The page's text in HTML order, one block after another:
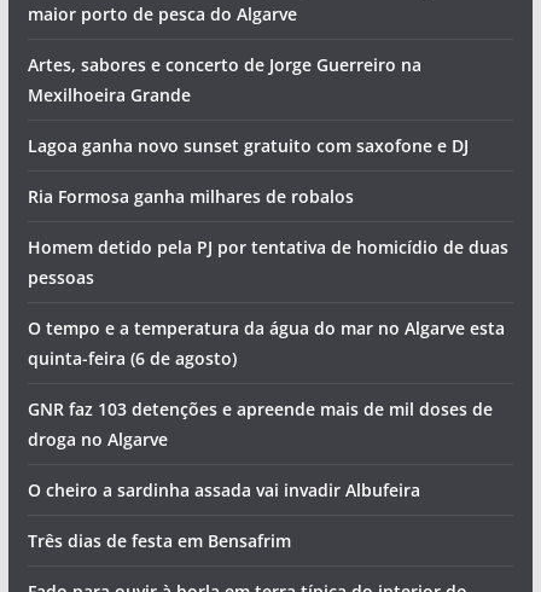
maior porto de pesca do Algarve
Artes, sabores e concerto de Jorge Guerreiro na
Mexilhoeira Grande
Lagoa ganha novo sunset gratuito com saxofone e DJ
Ria Formosa ganha milhares de robalos
Homem detido pela PJ por tentativa de homicídio de duas
pessoas
O tempo e a temperatura da água do mar no Algarve esta
quinta-feira (6 de agosto)
GNR faz 103 detenções e apreende mais de mil doses de
droga no Algarve
O cheiro a sardinha assada vai invadir Albufeira
Três dias de festa em Bensafrim